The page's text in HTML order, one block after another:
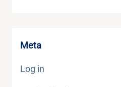
Meta
Log in